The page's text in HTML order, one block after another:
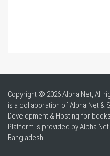
Copyright © 2026 Alpha Net, All
is a collaboration of Alpha Net &
Development & Hosting for
Platform is provided by Alpha
Bangladesh.